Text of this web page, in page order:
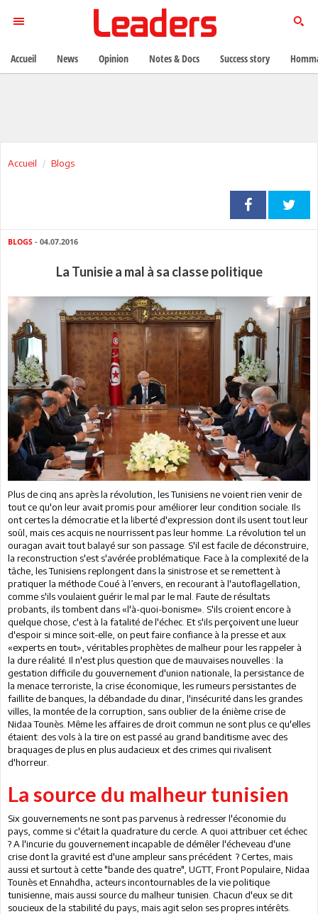
Accueil Blogs
BLOGS - 04.07.2016
La Tunisie a mal à sa classe politique
Plus de cinq ans après la révolution, les Tunisiens ne voient rien venir de
tout ce qu'on leur avait promis pour améliorer leur condition sociale. Ils
ont certes la démocratie et la liberté d'expression dont ils usent tout leur
soûl, mais ces acquis ne nourrissent pas leur homme. La révolution tel un
ouragan avait tout balayé sur son passage. S'il est facile de déconstruire,
la reconstruction s'est s'avérée problématique. Face à la complexité de la
tâche, les Tunisiens replongent dans la sinistrose et se remettent à
pratiquer la méthode Coué à l’envers, en recourant à l'autoflagellation,
comme s'ils voulaient guérir le mal par le mal. Faute de résultats
probants, ils tombent dans «l'à-quoi-bonisme». S'ils croient encore à
quelque chose, c'est à la fatalité de l'échec. Et s'ils perçoivent une lueur
d'espoir si mince soit-elle, on peut faire confiance à la presse et aux
«experts en tout», véritables prophètes de malheur pour les rappeler à
la dure réalité. Il n'est plus question que de mauvaises nouvelles : la
gestation difficile du gouvernement d'union nationale, la persistance de
la menace terroriste, la crise économique, les rumeurs persistantes de
faillite de banques, la débandade du dinar, l'insécurité dans les grandes
villes, la montée de la corruption, sans oublier de la énième crise de
Nidaa Tounès. Même les affaires de droit commun ne sont plus ce qu'elles
étaient: des vols à la tire on est passé au grand banditisme avec des
braquages de plus en plus audacieux et des crimes qui rivalisent
d'horreur.
La source du malheur tunisien
Six gouvernements ne sont pas parvenus à redresser l'économie du
pays, comme si c'était la quadrature du cercle. A quoi attribuer cet échec
? A l'incurie du gouvernement incapable de démêler l'écheveau d'une
crise dont la gravité est d'une ampleur sans précédent ? Certes, mais
aussi et surtout à cette "bande des quatre", UGTT, Front Populaire, Nidaa
Tounès et Ennahdha, acteurs incontournables de la vie politique
tunisienne, mais aussi source du malheur tunisien. Chacun d'eux se dit
soucieux de la stabilité du pays, mais agit selon ses propres intérêts.
Accueil News Opinion Notes & Docs Success story